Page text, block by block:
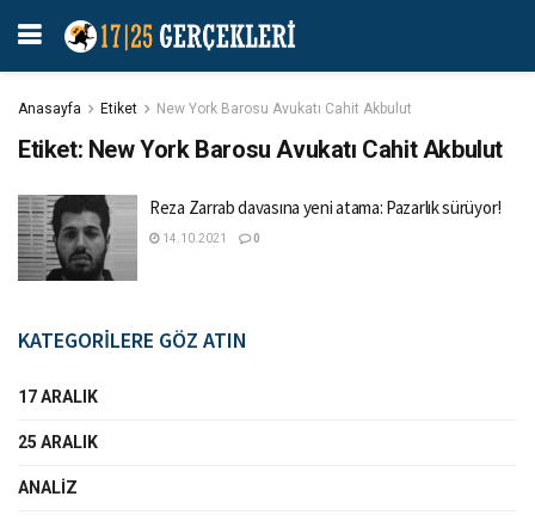
Anasayfa Etiket New York Barosu Avukatı Cahit Akbulut
Etiket: New York Barosu Avukatı Cahit Akbulut
Reza Zarrab davasına yeni atama: Pazarlık sürüyor!
14.10.2021 0
KATEGORİLERE GÖZ ATIN
17 ARALIK
25 ARALIK
ANALIZ